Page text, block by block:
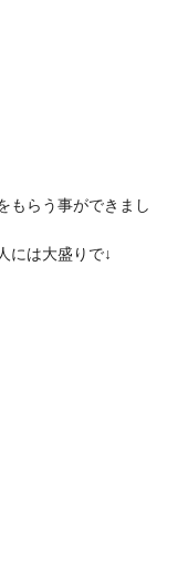
もらう事ができまし